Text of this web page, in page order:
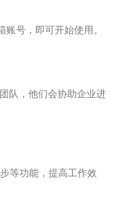
号，即可开始使用。
队，他们会协助企业进
等功能，提高工作效